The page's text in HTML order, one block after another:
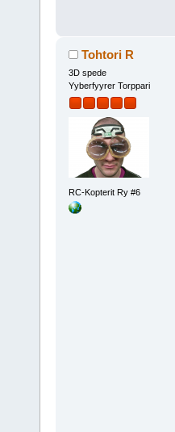
Tohtori R
3D spede
Yyberfyyrer Torppari
RC-Kopterit Ry #6